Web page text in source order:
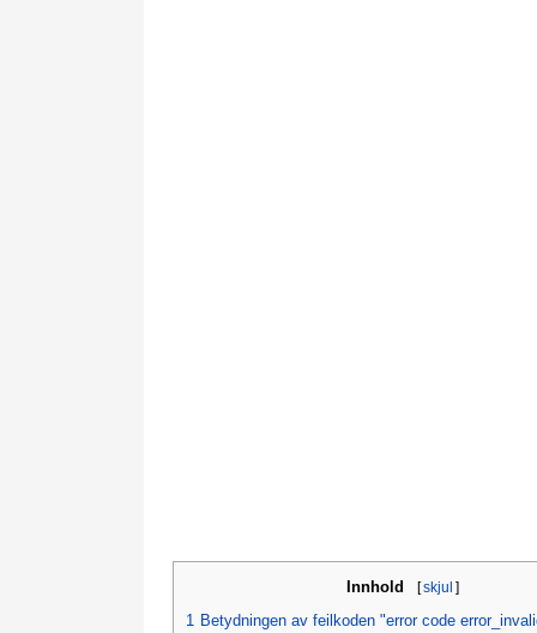
Innhold [skjul ]
1 Betydningen av feilkoden "error code